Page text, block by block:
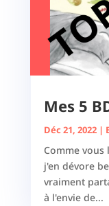
Mes 5
Déc 21, 2022|
Comme vous
j'en dévore
vraiment
à l'envie de...